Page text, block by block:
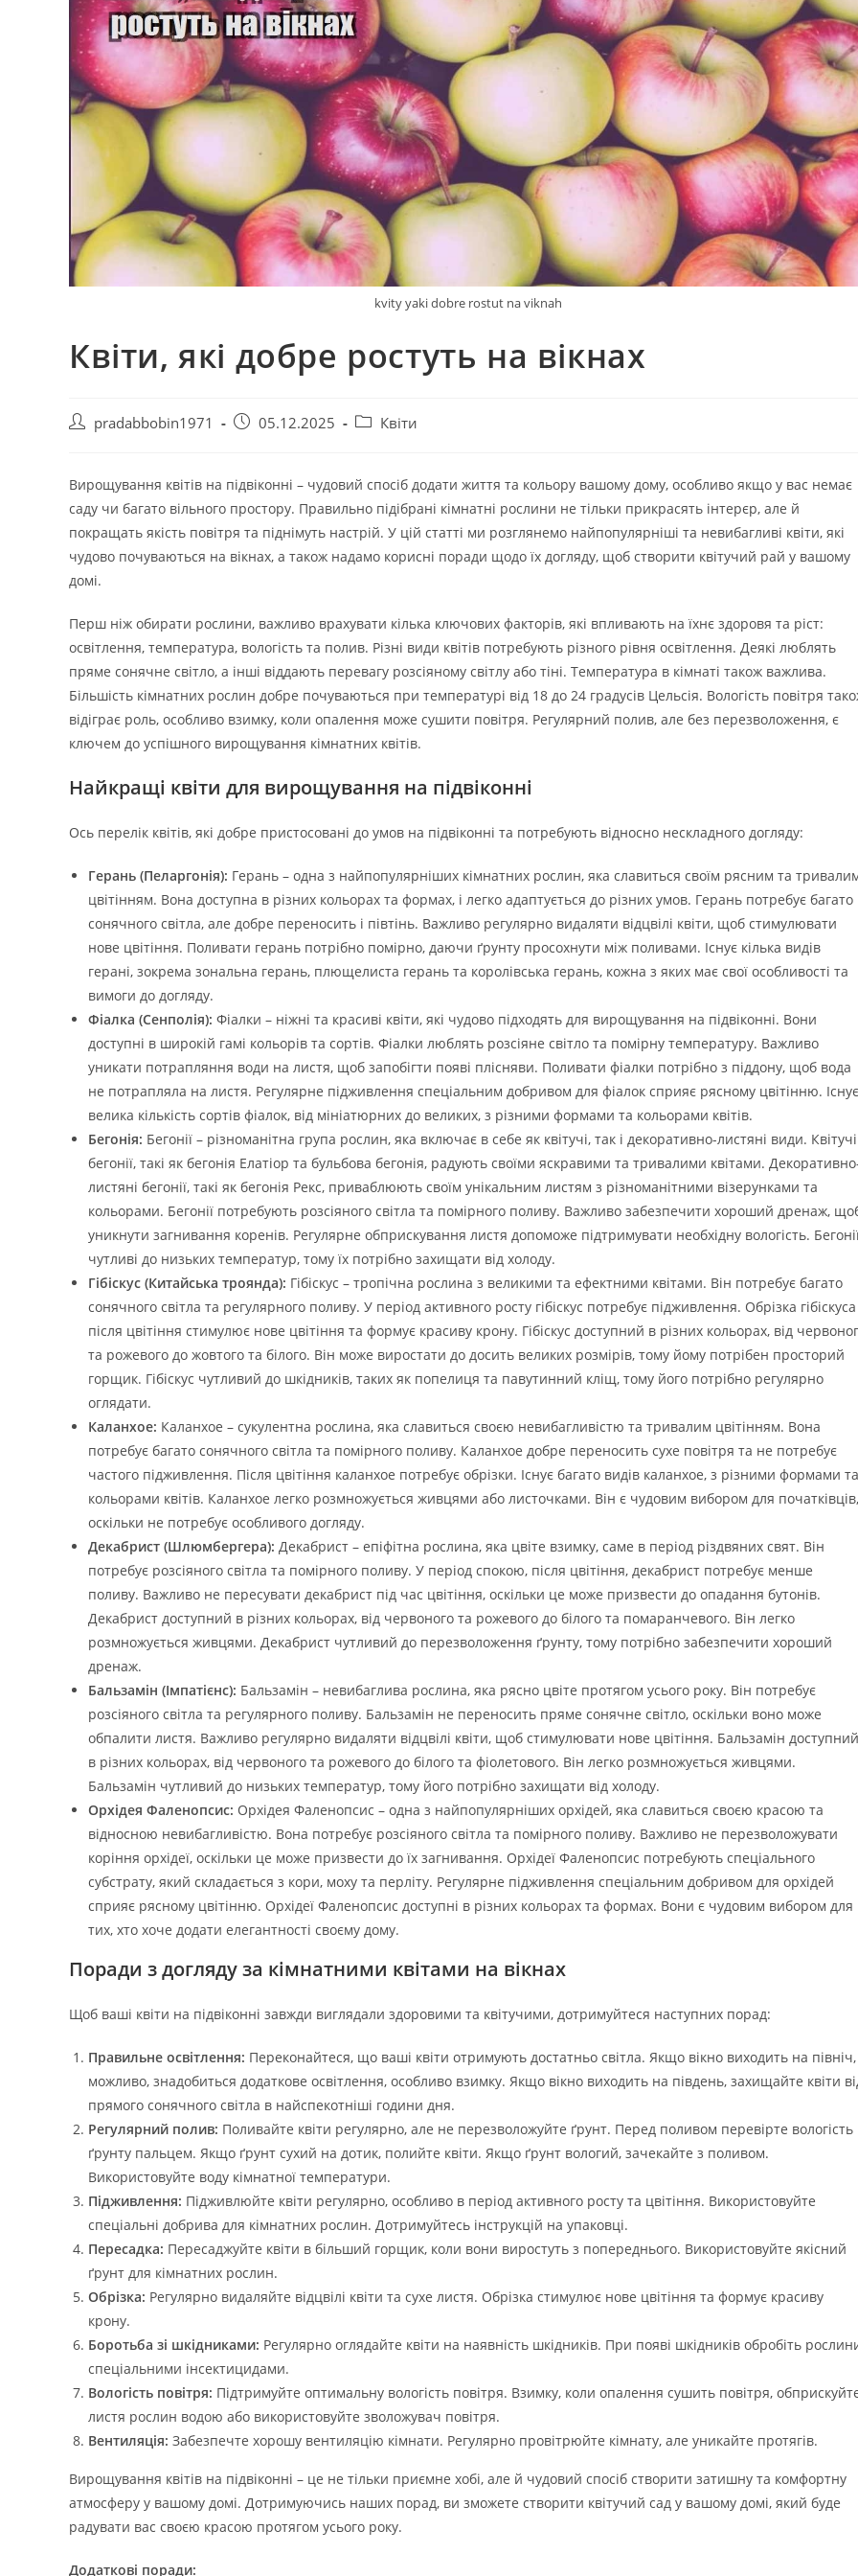
kvity yaki dobre rostut na viknah
Квіти, які добре ростуть на вікнах
Авторpradabbobin1971
Запис05.12.2025
Категорія
Квіти
Вирощування квітів на підвіконні – чудовий спосіб додати життя та кольору вашому дому, особливо якщо у вас немає
саду чи багато вільного простору. Правильно підібрані кімнатні рослини не тільки прикрасять інтерєр, але й
покращать якість повітря та піднімуть настрій. У цій статті ми розглянемо найпопулярніші та невибагливі квіти, які
чудово почуваються на вікнах, а також надамо корисні поради щодо їх догляду, щоб створити квітучий рай у вашому
домі.
Перш ніж обирати рослини, важливо врахувати кілька ключових факторів, які впливають на їхнє здоровя та ріст:
освітлення, температура, вологість та полив. Різні види квітів потребують різного рівня освітлення. Деякі люблять
пряме сонячне світло, а інші віддають перевагу розсіяному світлу або тіні. Температура в кімнаті також важлива.
Більшість кімнатних рослин добре почуваються при температурі від 18 до 24 градусів Цельсія. Вологість повітря
відіграє роль, особливо взимку, коли опалення може сушити повітря. Регулярний полив, але без перезволоження, є
ключем до успішного вирощування кімнатних квітів.
Найкращі квіти для вирощування на підвіконні
Ось перелік квітів, які добре пристосовані до умов на підвіконні та потребують відносно нескладного догляду:
Герань (Пеларгонія): Герань – одна з найпопулярніших кімнатних рослин, яка славиться своїм рясним та
цвітінням. Вона доступна в різних кольорах та формах, і легко адаптується до різних умов. Герань потребує багато
сонячного світла, але добре переносить і півтінь. Важливо регулярно видаляти відцвілі квіти, щоб стимулювати
нове цвітіння. Поливати герань потрібно помірно, даючи ґрунту просохнути між поливами. Існує кілька видів
герані, зокрема зональна герань, плющелиста герань та королівська герань, кожна з яких має свої особливості та
вимоги до догляду.
Фіалка (Сенполія): Фіалки – ніжні та красиві квіти, які чудово підходять для вирощування на підвіконні. Вони
доступні в широкій гамі кольорів та сортів. Фіалки люблять розсіяне світло та помірну температуру. Важливо
уникати потрапляння води на листя, щоб запобігти появі плісняви. Поливати фіалки потрібно з піддону, щоб вода
не потрапляла на листя. Регулярне підживлення спеціальним добривом для фіалок сприяє рясному цвітінню. Існує
велика кількість сортів фіалок, від мініатюрних до великих, з різними формами та кольорами квітів.
Бегонія: Бегонії – різноманітна група рослин, яка включає в себе як квітучі, так і декоративно-листяні види. Квітучі
бегонії, такі як бегонія Елатіор та бульбова бегонія, радують своїми яскравими та тривалими квітами.
листяні бегонії, такі як бегонія Рекс, приваблюють своїм унікальним листям з різноманітними візерунками та
кольорами. Бегонії потребують розсіяного світла та помірного поливу. Важливо забезпечити хороший дренаж,
уникнути загнивання коренів. Регулярне обприскування листя допоможе підтримувати необхідну вологість.
чутливі до низьких температур, тому їх потрібно захищати від холоду.
Гібіскус (Китайська троянда): Гібіскус – тропічна рослина з великими та ефектними квітами. Він потребує багато
сонячного світла та регулярного поливу. У період активного росту гібіскус потребує підживлення. Обрізка гібіскуса
після цвітіння стимулює нове цвітіння та формує красиву крону. Гібіскус доступний в різних кольорах, від
та рожевого до жовтого та білого. Він може виростати до досить великих розмірів, тому йому потрібен просторий
горщик. Гібіскус чутливий до шкідників, таких як попелиця та павутинний кліщ, тому його потрібно регулярно
оглядати.
Каланхое: Каланхое – сукулентна рослина, яка славиться своєю невибагливістю та тривалим цвітінням. Вона
потребує багато сонячного світла та помірного поливу. Каланхое добре переносить сухе повітря та не потребує
частого підживлення. Після цвітіння каланхое потребує обрізки. Існує багато видів каланхое, з різними формами та
кольорами квітів. Каланхое легко розмножується живцями або листочками. Він є чудовим вибором для початківців,
оскільки не потребує особливого догляду.
Декабрист (Шлюмбергера): Декабрист – епіфітна рослина, яка цвіте взимку, саме в період різдвяних свят. Він
потребує розсіяного світла та помірного поливу. У період спокою, після цвітіння, декабрист потребує менше
поливу. Важливо не пересувати декабрист під час цвітіння, оскільки це може призвести до опадання бутонів.
Декабрист доступний в різних кольорах, від червоного та рожевого до білого та помаранчевого. Він легко
розмножується живцями. Декабрист чутливий до перезволоження ґрунту, тому потрібно забезпечити хороший
дренаж.
Бальзамін (Імпатієнс): Бальзамін – невибаглива рослина, яка рясно цвіте протягом усього року. Він потребує
розсіяного світла та регулярного поливу. Бальзамін не переносить пряме сонячне світло, оскільки воно може
обпалити листя. Важливо регулярно видаляти відцвілі квіти, щоб стимулювати нове цвітіння. Бальзамін доступний
в різних кольорах, від червоного та рожевого до білого та фіолетового. Він легко розмножується живцями.
Бальзамін чутливий до низьких температур, тому його потрібно захищати від холоду.
Орхідея Фаленопсис: Орхідея Фаленопсис – одна з найпопулярніших орхідей, яка славиться своєю красою та
відносною невибагливістю. Вона потребує розсіяного світла та помірного поливу. Важливо не перезволожувати
коріння орхідеї, оскільки це може призвести до їх загнивання. Орхідеї Фаленопсис потребують спеціального
субстрату, який складається з кори, моху та перліту. Регулярне підживлення спеціальним добривом для орхідей
сприяє рясному цвітінню. Орхідеї Фаленопсис доступні в різних кольорах та формах. Вони є чудовим вибором для
тих, хто хоче додати елегантності своєму дому.
Поради з догляду за кімнатними квітами на вікнах
Щоб ваші квіти на підвіконні завжди виглядали здоровими та квітучими, дотримуйтеся наступних порад:
Правильне освітлення: Переконайтеся, що ваші квіти отримують достатньо світла. Якщо вікно виходить на північ,
можливо, знадобиться додаткове освітлення, особливо взимку. Якщо вікно виходить на південь, захищайте квіти
прямого сонячного світла в найспекотніші години дня.
Регулярний полив: Поливайте квіти регулярно, але не перезволожуйте ґрунт. Перед поливом перевірте вологість
ґрунту пальцем. Якщо ґрунт сухий на дотик, полийте квіти. Якщо ґрунт вологий, зачекайте з поливом.
Використовуйте воду кімнатної температури.
Підживлення: Підживлюйте квіти регулярно, особливо в період активного росту та цвітіння. Використовуйте
спеціальні добрива для кімнатних рослин. Дотримуйтесь інструкцій на упаковці.
Пересадка: Пересаджуйте квіти в більший горщик, коли вони виростуть з попереднього. Використовуйте якісний
ґрунт для кімнатних рослин.
Обрізка: Регулярно видаляйте відцвілі квіти та сухе листя. Обрізка стимулює нове цвітіння та формує красиву
крону.
Боротьба зі шкідниками: Регулярно оглядайте квіти на наявність шкідників. При появі шкідників обробіть
спеціальними інсектицидами.
Вологість повітря: Підтримуйте оптимальну вологість повітря. Взимку, коли опалення сушить повітря,
листя рослин водою або використовуйте зволожувач повітря.
Вентиляція: Забезпечте хорошу вентиляцію кімнати. Регулярно провітрюйте кімнату, але уникайте протягів.
Вирощування квітів на підвіконні – це не тільки приємне хобі, але й чудовий спосіб створити затишну та комфортну
атмосферу у вашому домі. Дотримуючись наших порад, ви зможете створити квітучий сад у вашому домі, який буде
радувати вас своєю красою протягом усього року.
Додаткові поради: